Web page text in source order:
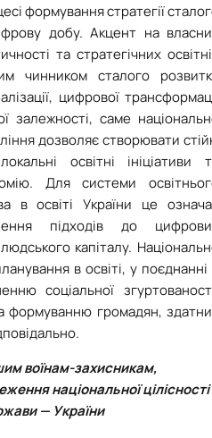
формування стратегії
добу. Акцент на
та стратегічних
чинником сталого
цифрової
залежності, саме
дозволяє створювати
освітні ініціативи
Для системи
в освіті України це
підходів до
капіталу.
в освіті, у поєднанні
соціальної
формуванню громадян,
воїнам-захисникам,
національної цілісності
— України